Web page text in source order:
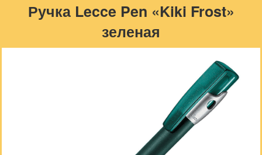
Ручка Lecce Pen «Kiki Frost»
зеленая